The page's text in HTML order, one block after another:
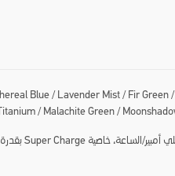
Blue / Lavender Mist / Fir Green
/ Malachite Green /
6500 مللي أمبير/الساعة، خاصية Super Charge بقدرة